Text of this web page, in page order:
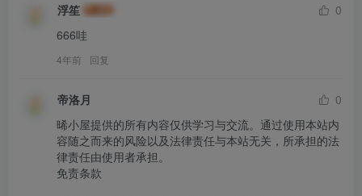
浮笙
0
666哇
4年前 回复
帝洛月
0
晞小屋提供的所有内容仅供学习与交流。通过使用本站内
容随之而来的风险以及法律责任与本站无关，所承担的法
律责任由使用者承担。
免责条款